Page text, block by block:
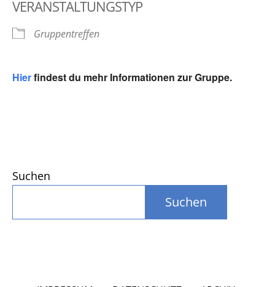
VERANSTALTUNGSTYP
Gruppentreffen
Hierfindest du mehr Informationen zur Gruppe.
Suchen
Suchen